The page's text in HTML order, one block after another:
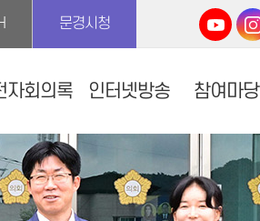
문경시청
자회의록 인터넷방송 참여마당